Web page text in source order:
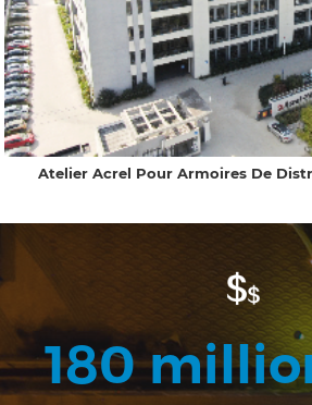
Atelier Acrel Pour Armoires De
180